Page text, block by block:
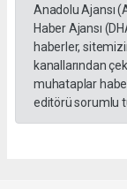
Anadolu Ajansı
Haber Ajansı
haberler,
kanallarından
muhataplar
editörü sorumlu